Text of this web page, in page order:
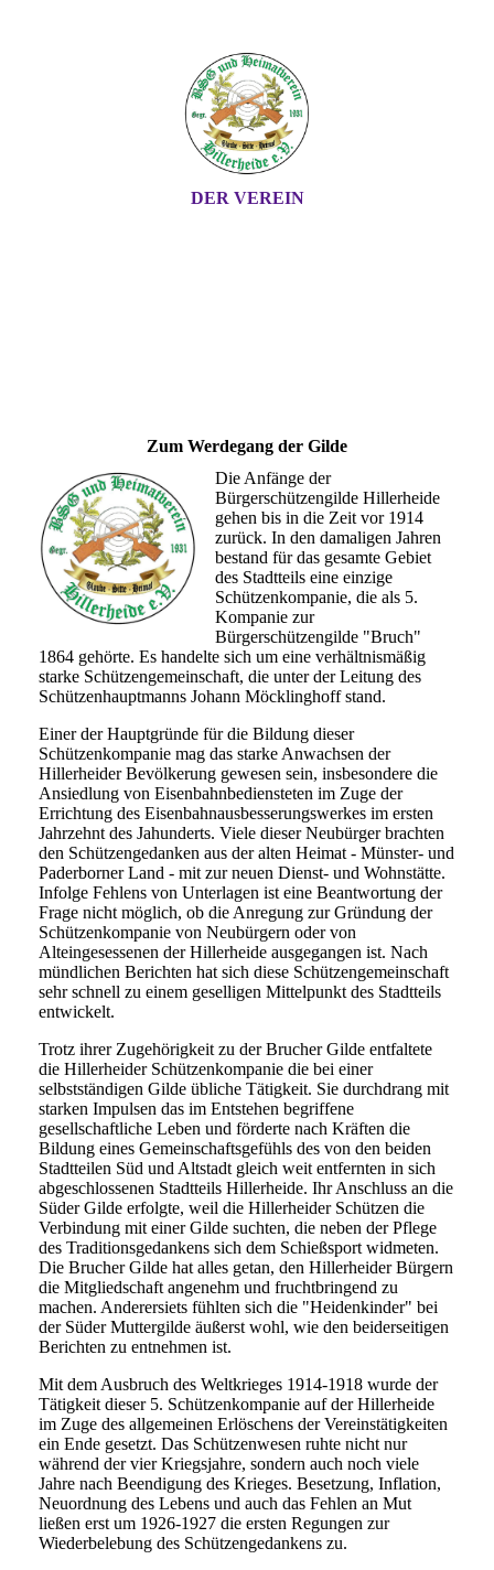
DER VEREIN
Zum Werdegang der Gilde
Die Anfänge der
Bürgerschützengilde Hillerheide
gehen bis in die Zeit vor 1914
zurück. In den damaligen Jahren
bestand für das gesamte Gebiet
des Stadtteils eine einzige
Schützenkompanie, die als 5.
Kompanie zur
Bürgerschützengilde "Bruch"
1864 gehörte. Es handelte sich um eine verhältnismäßig
starke Schützengemeinschaft, die unter der Leitung des
Schützenhauptmanns Johann Möcklinghoff stand.
Einer der Hauptgründe für die Bildung dieser
Schützenkompanie mag das starke Anwachsen der
Hillerheider Bevölkerung gewesen sein, insbesondere die
Ansiedlung von Eisenbahnbediensteten im Zuge der
Errichtung des Eisenbahnausbesserungswerkes im ersten
Jahrzehnt des Jahunderts. Viele dieser Neubürger brachten
den Schützengedanken aus der alten Heimat - Münster- und
Paderborner Land - mit zur neuen Dienst- und Wohnstätte.
Infolge Fehlens von Unterlagen ist eine Beantwortung der
Frage nicht möglich, ob die Anregung zur Gründung der
Schützenkompanie von Neubürgern oder von
Alteingesessenen der Hillerheide ausgegangen ist. Nach
mündlichen Berichten hat sich diese Schützengemeinschaft
sehr schnell zu einem geselligen Mittelpunkt des Stadtteils
entwickelt.
Trotz ihrer Zugehörigkeit zu der Brucher Gilde entfaltete
die Hillerheider Schützenkompanie die bei einer
selbstständigen Gilde übliche Tätigkeit. Sie durchdrang mit
starken Impulsen das im Entstehen begriffene
gesellschaftliche Leben und förderte nach Kräften die
Bildung eines Gemeinschaftsgefühls des von den beiden
Stadtteilen Süd und Altstadt gleich weit entfernten in sich
abgeschlossenen Stadtteils Hillerheide. Ihr Anschluss an die
Süder Gilde erfolgte, weil die Hillerheider Schützen die
Verbindung mit einer Gilde suchten, die neben der Pflege
des Traditionsgedankens sich dem Schießsport widmeten.
Die Brucher Gilde hat alles getan, den Hillerheider Bürgern
die Mitgliedschaft angenehm und fruchtbringend zu
machen. Anderersiets fühlten sich die "Heidenkinder" bei
der Süder Muttergilde äußerst wohl, wie den beiderseitigen
Berichten zu entnehmen ist.
Mit dem Ausbruch des Weltkrieges 1914-1918 wurde der
Tätigkeit dieser 5. Schützenkompanie auf der Hillerheide
im Zuge des allgemeinen Erlöschens der Vereinstätigkeiten
ein Ende gesetzt. Das Schützenwesen ruhte nicht nur
während der vier Kriegsjahre, sondern auch noch viele
Jahre nach Beendigung des Krieges. Besetzung, Inflation,
Neuordnung des Lebens und auch das Fehlen an Mut
ließen erst um 1926-1927 die ersten Regungen zur
Wiederbelebung des Schützengedankens zu.